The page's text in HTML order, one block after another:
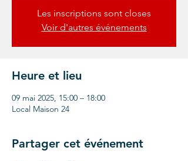
Les inscriptions sont closes
Voir d'autres événements
Heure et lieu
09 mai 2025, 15:00 – 18:00
Local Maison 24
Partager cet événement